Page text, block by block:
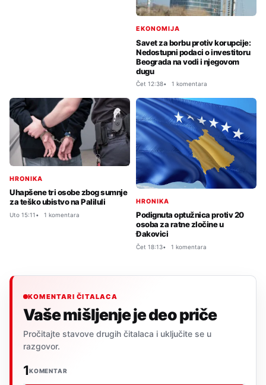
EKONOMIJA
Savet za borbu protiv korupcije:
Nedostupni podaci o investitoru
Beograda na vodi i njegovom
dugu
Čet 12:38 1 komentara
HRONIKA
Uhapšene tri osobe zbog sumnje
za teško ubistvo na Paliluli
Uto 15:11 1 komentara
HRONIKA
Podignuta optužnica protiv 20
osoba za ratne zločine u
Đakovici
Čet 18:13 1 komentara
KOMENTARI ČITALACA
Vaše mišljenje je deo priče
Pročitajte stavove drugih čitalaca i uključite se u
razgovor.
1KOMENTAR